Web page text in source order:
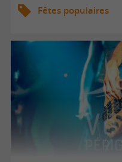
Fêtes populaires